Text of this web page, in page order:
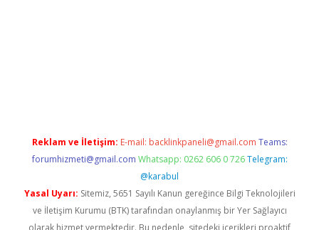
Reklam ve İletişim: E-mail: backlinkpaneli@gmail.com Teams:
forumhizmeti@gmail.com Whatsapp: 0262 606 0 726 Telegram:
@karabul
Yasal Uyarı: Sitemiz, 5651 Sayılı Kanun gereğince Bilgi Teknolojileri
ve İletişim Kurumu (BTK) tarafından onaylanmış bir Yer Sağlayıcı
olarak hizmet vermektedir. Bu nedenle, sitedeki içerikleri proaktif